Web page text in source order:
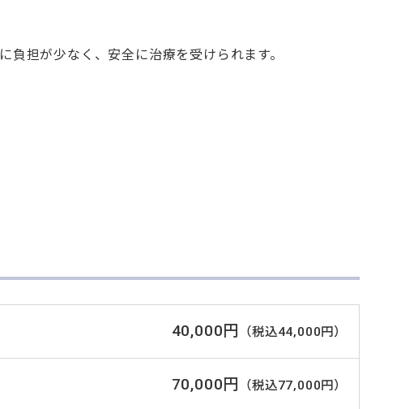
担が少なく、安全に治療を受けられます。
40,000円 （税込44,000円）
70,000円 （税込77,000円）